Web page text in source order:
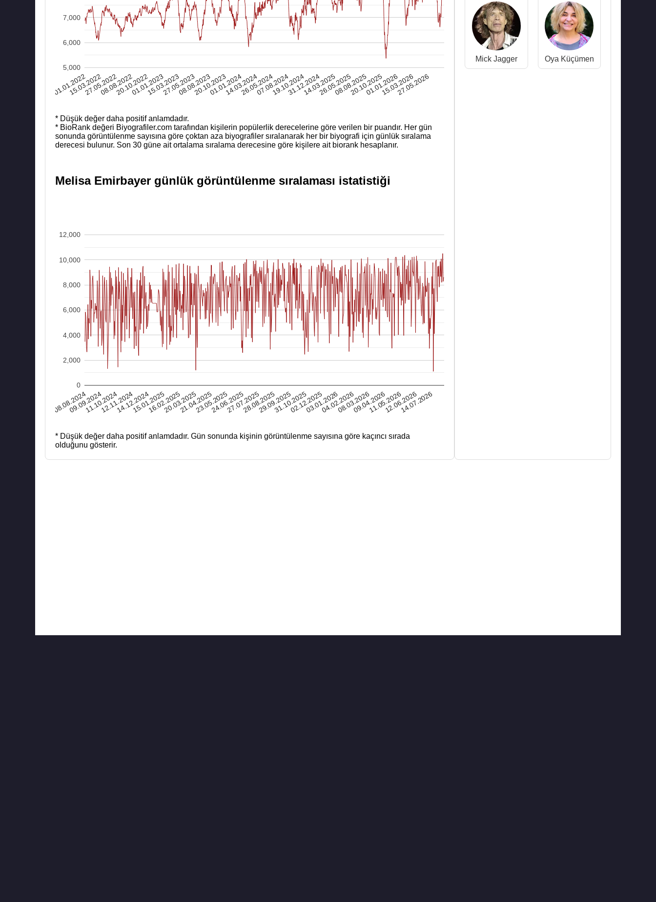
01.01.2022
15.03.2022
27.05.2022
08.08.2022
20.10.2022
01.01.2023
15.03.2023
27.05.2023
08.08.2023
20.10.2023
01.01.2024
14.03.2024
26.05.2024
07.08.2024
19.10.2024
31.12.2024
14.03.2025
26.05.2025
08.08.2025
20.10.2025
01.01.2026
15.03.2026
27.05.2026
5,000
6,000
7,000
* Düşük değer daha positif anlamdadır.
* BioRank değeri Biyografiler.com tarafından kişilerin popülerlik derecelerine göre verilen bir puandır. Her gün
sonunda görüntülenme sayısına göre çoktan aza biyografiler sıralanarak her bir biyografi için günlük sıralama
derecesi bulunur. Son 30 güne ait ortalama sıralama derecesine göre kişilere ait biorank hesaplanır.
Melisa Emirbayer günlük görüntülenme sıralaması istatistiği
08.08.2024
09.09.2024
11.10.2024
12.11.2024
14.12.2024
15.01.2025
16.02.2025
20.03.2025
21.04.2025
23.05.2025
24.06.2025
27.07.2025
28.08.2025
29.09.2025
31.10.2025
02.12.2025
03.01.2026
04.02.2026
08.03.2026
09.04.2026
11.05.2026
12.06.2026
14.07.2026
0
2,000
4,000
6,000
8,000
10,000
12,000
* Düşük değer daha positif anlamdadır. Gün sonunda kişinin görüntülenme sayısına göre kaçıncı sırada
olduğunu gösterir.
Mick Jagger Oya Küçümen